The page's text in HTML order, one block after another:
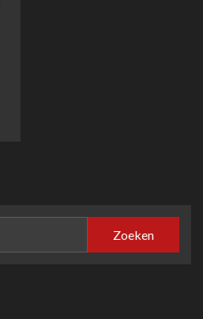
Zoeken